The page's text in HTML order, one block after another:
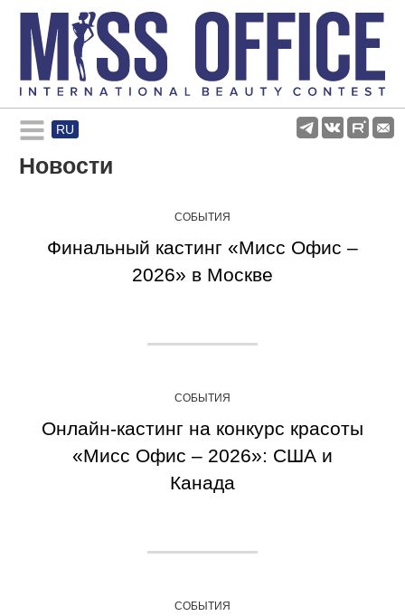
RU
Rules and regulations
Participants
Новости
СОБЫТИЯ
Финальный кастинг «Мисс Офис –
2026» в Москве
СОБЫТИЯ
Онлайн-кастинг на конкурс красоты
«Мисс Офис – 2026»: США и
Канада
СОБЫТИЯ